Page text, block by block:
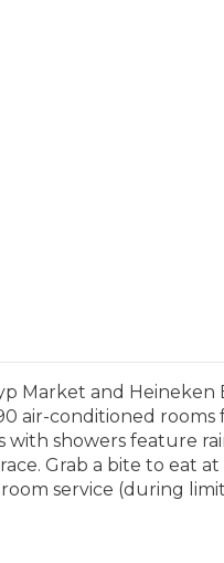
Market and Heineken
air-conditioned
showers feature
Grab a bite to eat
service (during